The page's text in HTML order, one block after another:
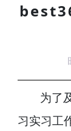
为了
习实习工